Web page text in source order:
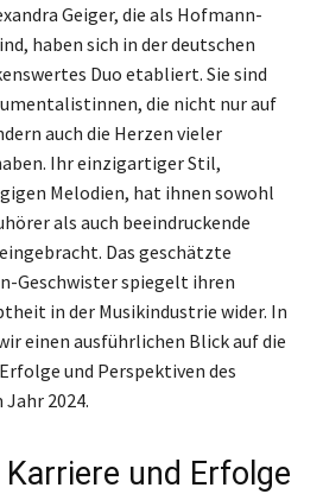
Geiger, die als Hofmann-
haben sich in der deutschen
Duo etabliert. Sie sind
die nicht nur auf
auch die Herzen vieler
Ihr einzigartiger Stil,
Melodien, hat ihnen sowohl
als auch beeindruckende
Das geschätzte
Geschwister spiegelt ihren
in der Musikindustrie wider. In
einen ausführlichen Blick auf die
und Perspektiven des
2024.
und Erfolge